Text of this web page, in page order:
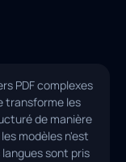
PDF complexes
transforme les
de manière
modèles n'est
sont pris